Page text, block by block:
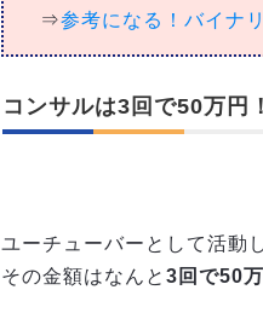
⇒参考になる！バイナ
コンサルは3回で50万円
ユーチューバーとして活動
その金額はなんと 3回で50